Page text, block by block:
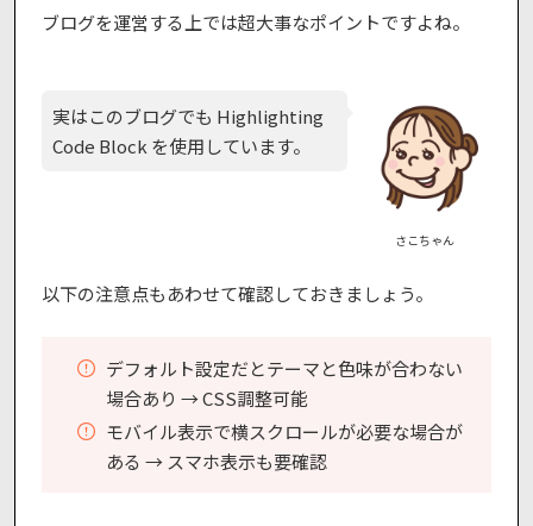
ブログを運営する上では超大事なポイントですよね。
さこちゃん
実はこのブログでも Highlighting
Code Block を使用しています。
以下の注意点もあわせて確認しておきましょう。
デフォルト設定だとテーマと色味が合わない
場合あり → CSS調整可能
モバイル表示で横スクロールが必要な場合が
ある → スマホ表示も要確認